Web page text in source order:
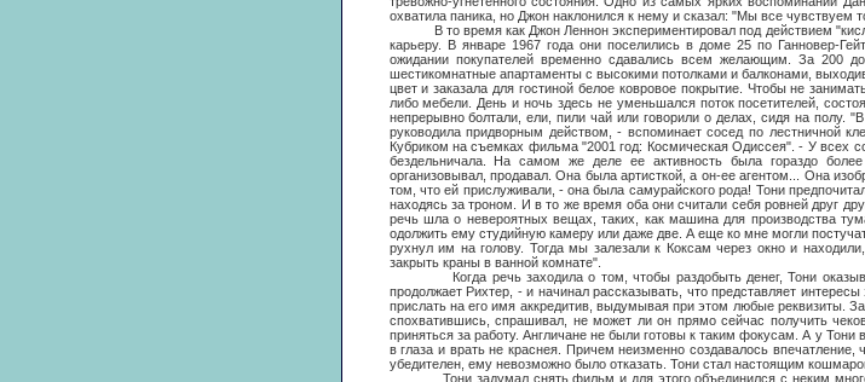
охватила паника, но Джон наклонился к нему и сказал: "Мы все чувствуем
В то время как Джон Леннон экспериментировал под действием
карьеру. В январе 1967 года они поселились в доме 25 по Ганновер-
ожидании покупателей временно сдавались всем желающим. За 200
шестикомнатные апартаменты с высокими потолками и балконами,
цвет и заказала для гостиной белое ковровое покрытие. Чтобы не
либо мебели. День и ночь здесь не уменьшался поток посетителей,
непрерывно болтали, ели, пили чай или говорили о делах, сидя на полу.
руководила придворным действом, - вспоминает сосед по лестничной
Кубриком на съемках фильма "2001 год: Космическая Одиссея". - У всех
бездельничала. На самом же деле ее активность была гораздо
организовывал, продавал. Она была артисткой, а он-ее агентом... Она
том, что ей прислуживали, - она была самурайского рода! Тони
находясь за троном. И в то же время оба они считали себя ровней друг
речь шла о невероятных вещах, таких, как машина для производства
одолжить ему студийную камеру или даже две. А еще ко мне могли
рухнул им на голову. Тогда мы залезали к Коксам через окно и
закрыть краны в ванной комнате".
Когда речь заходила о том, чтобы раздобыть денег, Тони
продолжает Рихтер, - и начинал рассказывать, что представляет
прислать на его имя аккредитив, выдумывая при этом любые реквизиты.
спохватившись, спрашивал, не может ли он прямо сейчас получить
приняться за работу. Англичане не были готовы к таким фокусам. А у
в глаза и врать не краснея. Причем неизменно создавалось впечатление,
убедителен, ему невозможно было отказать. Тони стал настоящим
Тони задумал снять фильм и для этого объединился с неким